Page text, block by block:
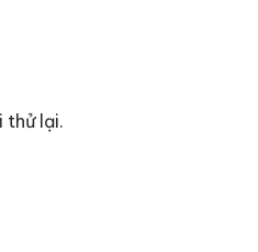
thử lại.